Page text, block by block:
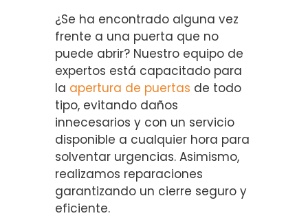
¿Se ha encontrado alguna vez
frente a una puerta que no
puede abrir? Nuestro equipo de
expertos está capacitado para
la apertura de puertas de todo
tipo, evitando daños
innecesarios y con un servicio
disponible a cualquier hora para
solventar urgencias. Asimismo,
realizamos reparaciones
garantizando un cierre seguro y
eficiente.